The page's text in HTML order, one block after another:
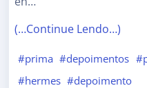
(…Continue Lendo…)
#prima #depoimentos
#hermes #depoimento